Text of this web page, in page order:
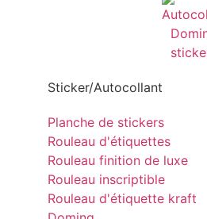
Sticker/Autocollant
Planche de stickers
Rouleau d'étiquettes
Rouleau finition de luxe
Rouleau inscriptible
Rouleau d'étiquette kraft